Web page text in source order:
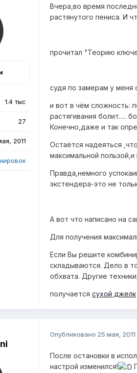
1.4 тыс
27
2011
Вчера,во время
растянутого пениса. И
прочитал "Теорию
судя по замерам у меня
и вот в чём сложность:
растягивания болит.....
Конечно,даже и так
Остаётся надеяться
максимальной
Правда,немного
экстендера-это не
А вот что написано на
Для получения
Если Вы решите
складываются. Дело в
обхвата. Другие
получается сухой джелк
Опубликовано 25 мая, 2011
После остановки в
настрой изменился!